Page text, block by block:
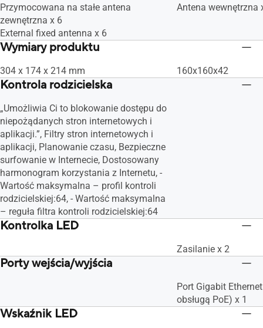
Przymocowana na stałe antena
zewnętrzna x 6
External fixed antenna x 6
Antena wewnętrzna
Wymiary produktu
304 x 174 x 214 mm 160x160x42
Kontrola rodzicielska
„Umożliwia Ci to blokowanie dostępu do
niepożądanych stron internetowych i
aplikacji.”, Filtry stron internetowych i
aplikacji, Planowanie czasu, Bezpieczne
surfowanie w Internecie, Dostosowany
harmonogram korzystania z Internetu, -
Wartość maksymalna – profil kontroli
rodzicielskiej:64, - Wartość maksymalna
– reguła filtra kontroli rodzicielskiej:64
Kontrolka LED
Zasilanie x 2
Porty wejścia/wyjścia
Port Gigabit
obsługą PoE) x 1
Wskaźnik LED